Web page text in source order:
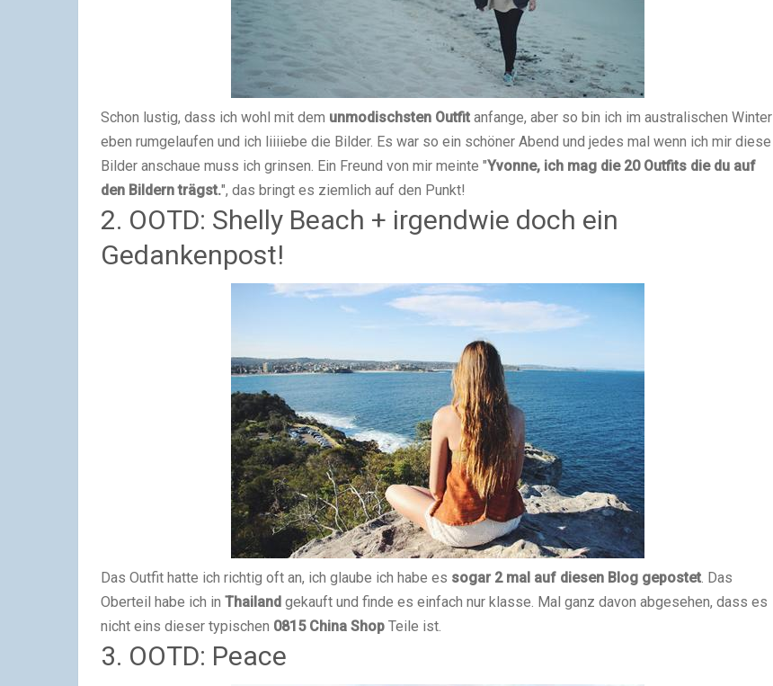
Schon lustig, dass ich wohl mit dem unmodischsten Outfit anfange, aber so bin ich im australischen Winter
eben rumgelaufen und ich liiiiebe die Bilder. Es war so ein schöner Abend und jedes mal wenn ich mir diese
Bilder anschaue muss ich grinsen. Ein Freund von mir meinte "Yvonne, ich mag die 20 Outfits die du auf
den Bildern trägst.", das bringt es ziemlich auf den Punkt!
2. OOTD: Shelly Beach + irgendwie doch ein
Gedankenpost!
Das Outfit hatte ich richtig oft an, ich glaube ich habe es sogar 2 mal auf diesen Blog gepostet. Das
Oberteil habe ich in Thailand gekauft und finde es einfach nur klasse. Mal ganz davon abgesehen, dass es
nicht eins dieser typischen 0815 China Shop Teile ist.
3. OOTD: Peace